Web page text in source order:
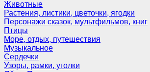
Животные
Растения, листики, цветочки, ягодки
Персонажи сказок, мультфильмов, книг
Птицы
Море, отдых, путешествия
Музыкальное
Сердечки
Узоры, рамки, уголки